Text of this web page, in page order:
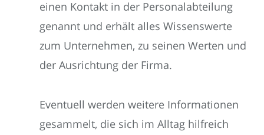
einen Kontakt in der Personalabteilung
genannt und erhält alles Wissenswerte
zum Unternehmen, zu seinen Werten und
der Ausrichtung der Firma.
Eventuell werden weitere Informationen
gesammelt, die sich im Alltag hilfreich